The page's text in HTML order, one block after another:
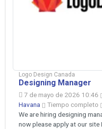
Logo Design Canada
Designing Manager
7 de mayo de 2026 10:46
Havana
Tiempo completo
We are hiring designing
now please apply at our site